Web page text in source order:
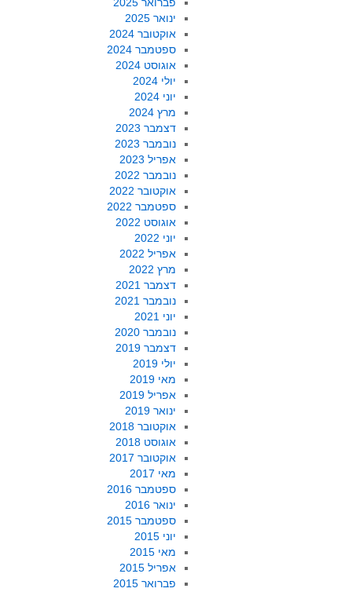
ינואר 2025
אוקטובר 2024
ספטמבר 2024
אוגוסט 2024
יולי 2024
יוני 2024
מרץ 2024
דצמבר 2023
נובמבר 2023
אפריל 2023
נובמבר 2022
אוקטובר 2022
ספטמבר 2022
אוגוסט 2022
יוני 2022
אפריל 2022
מרץ 2022
דצמבר 2021
נובמבר 2021
יוני 2021
נובמבר 2020
דצמבר 2019
יולי 2019
מאי 2019
אפריל 2019
ינואר 2019
אוקטובר 2018
אוגוסט 2018
אוקטובר 2017
מאי 2017
ספטמבר 2016
ינואר 2016
ספטמבר 2015
יוני 2015
מאי 2015
אפריל 2015
פברואר 2015